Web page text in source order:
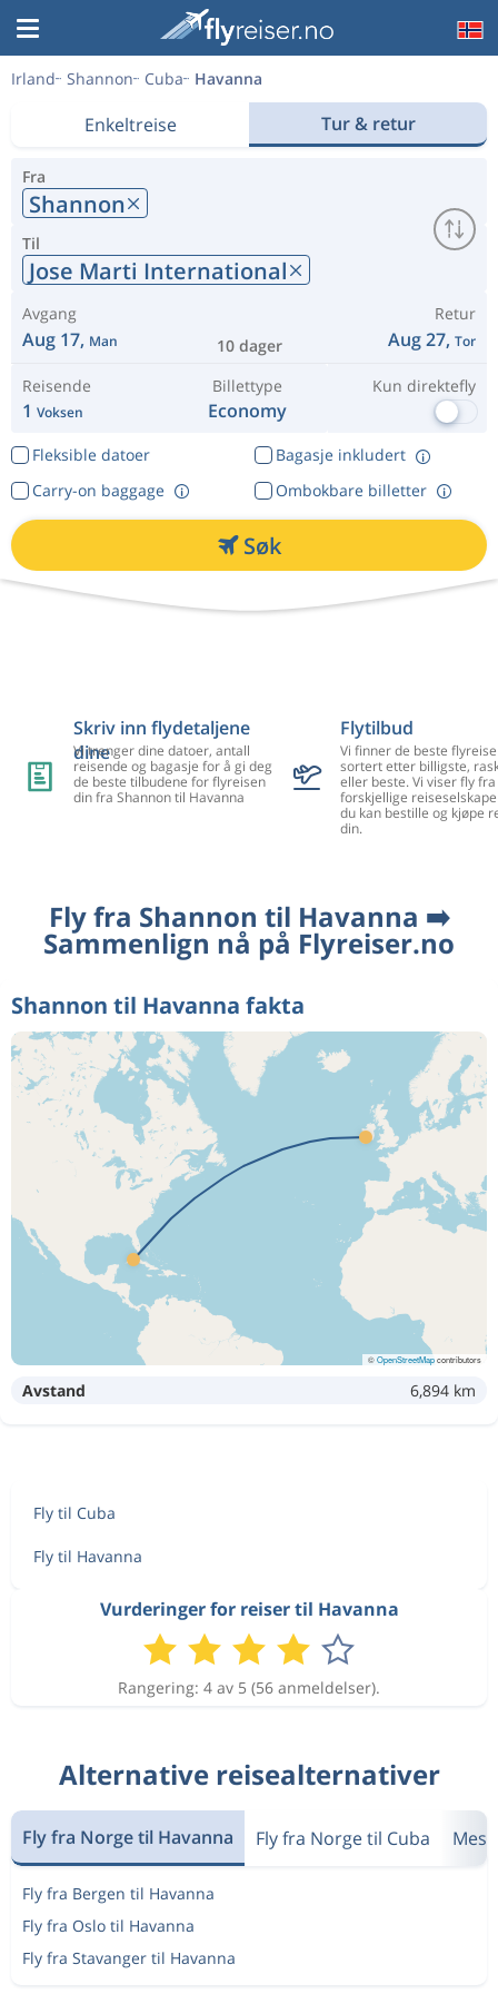
Irland Shannon Cuba Havanna
Enkeltreise Tur & retur
Fra
Shannon
Til
Jose Marti International
Avgang
Aug 17, Man 10 dager
Retur
Aug 27, Tor
Reisende
1 Voksen
Billettype
Economy
Kun direktefly
Fleksible datoer
Bagasje inkludert
Ombokbare billetter
Carry-on baggage
Søk
Skriv inn flydetaljene
dine
Vi trenger dine datoer, antall
reisende og bagasje for å gi deg
de beste tilbudene for flyreisen
din fra Shannon til Havanna
Flytilbud
Vi finner de beste
sortert etter billigste,
eller beste. Vi viser fly
forskjellige
du kan bestille og kjøpe
din.
Fly fra Shannon til Havanna ➡️
Sammenlign nå på Flyreiser.no
Shannon til Havanna fakta
©OpenStreetMapcontributors
Avstand 6,894 km
Fly til Cuba
Fly til Havanna
Vurderinger for reiser til Havanna
Rangering: 4 av 5 (56 anmeldelser).
Alternative reisealternativer
Fly fra Norge til Havanna Fly fra Norge til Cuba
Fly fra Bergen til Havanna
Fly fra Oslo til Havanna
Fly fra Stavanger til Havanna